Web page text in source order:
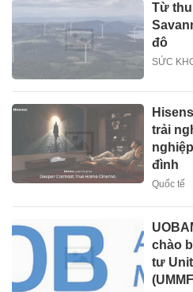
Từ
đô
SỨC
trải
đình
Quốc tế
chào
tư